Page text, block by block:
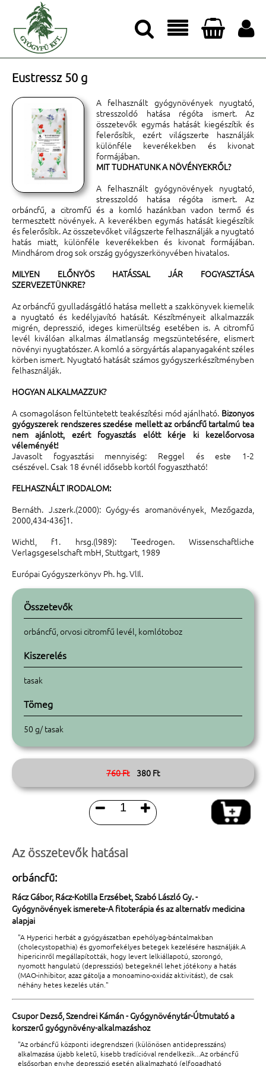




Eustressz 50 g
A felhasznált gyógynövények nyugtató,
stresszoldó hatása régóta ismert. Az
összetevők egymás hatását kiegészítik és
felerősítik, ezért világszerte használják
különféle keverékekben és kivonat
formájában.
MIT TUDHATUNK A NÖVÉNYEKRŐL?
A felhasznált gyógynövények nyugtató,
stresszoldó hatása régóta ismert. Az
orbáncfű, a citromfű és a komló hazánkban vadon termő és
termesztett növények. A keverékben egymás hatását kiegészítik
és felerősítik. Az összetevőket világszerte felhasználják a nyugtató
hatás miatt, különféle keverékekben és kivonat formájában.
Mindhárom drog sok ország gyógyszerkönyvében hivatalos.
MILYEN ELŐNYÖS HATÁSSAL JÁR FOGYASZTÁSA
SZERVEZETÜNKRE?
Az orbáncfű gyulladásgátló hatása mellett a szakkönyvek kiemelik
a nyugtató és kedélyjavító hatását. Készítményeit alkalmazzák
migrén, depresszió, ideges kimerültség esetében is. A citromfű
levél kiválóan alkalmas álmatlanság megszüntetésére, elismert
növényi nyugtatószer. A komló a sörgyártás alapanyagaként széles
körben ismert. Nyugtató hatását számos gyógyszerkészítményben
felhasználják.
HOGYAN ALKALMAZZUK?
A csomagoláson feltüntetett teakészítési mód ajánlható. Bizonyos
gyógyszerek rendszeres szedése mellett az orbáncfű tartalmú tea
nem ajánlott, ezért fogyasztás elótt kérje ki kezelőorvosa
véleményét!
Javasolt fogyasztási mennyiség: Reggel és este 1-2
csészével. Csak 18 évnél idősebb kortól fogyasztható!
FELHASZNÁLT IRODALOM:
Bernáth. J.szerk.(2000): Gyógy-és aromanövények, Mezőgazda,
2000,434-436]1.
Wichtl, f1. hrsg.(l989): 'Teedrogen. Wissenschaftliche
Verlagsgeselschaft mbH, Stuttgart, 1989
Európai Gyógyszerkönyv Ph. hg. VlIl.
Összetevők
orbáncfű, orvosi citromfű levél, komlótoboz
Kiszerelés
tasak
Tömeg
50 g/ tasak
760 Ft380 Ft
 
Az összetevők hatásai
orbáncfű:
Rácz Gábor, Rácz-Kotilla Erzsébet, Szabó László Gy. -
Gyógynövények ismerete-A fitoterápia és az alternatív medicina
alapjai
"A Hyperici herbát a gyógyászatban epehólyag-bántalmakban
(cholecystopathia) és gyomorfekélyes betegek kezelésére használják.A
hipericinről megállapították, hogy levert lelkiállapotú, szorongó,
nyomott hangulatú (depressziós) betegeknél lehet jótékony a hatás
(MAO-inhibitor, azaz gátolja a monoamino-oxidáz aktivitást), de csak
néhány hetes kezelés után."
Csupor Dezső, Szendrei Kámán - Gyógynövénytár-Útmutató a
korszerű gyógynövény-alkalmazáshoz
"Az orbáncfű központi idegrendszeri (különösen antidepresszáns)
alkalmazása újabb keletű, kisebb tradícióval rendelkezik...Az orbáncfű
elsősorban enyhe depresszió esetén alkalmazható (elfogadható